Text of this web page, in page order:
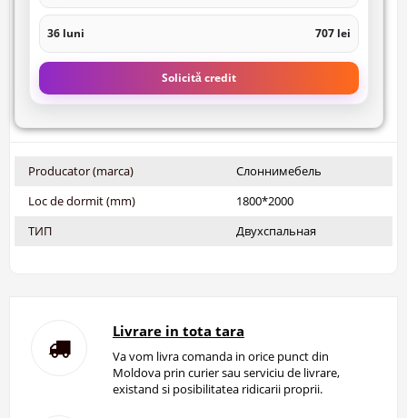
36 luni 707 lei
Solicită credit
Producator (marca)
Слоннимебель
Loc de dormit (mm)
1800*2000
ТИП
Двухспальная
Livrare in tota tara
Va vom livra comanda in orice punct din
Moldova prin curier sau serviciu de livrare,
existand si posibilitatea ridicarii proprii.